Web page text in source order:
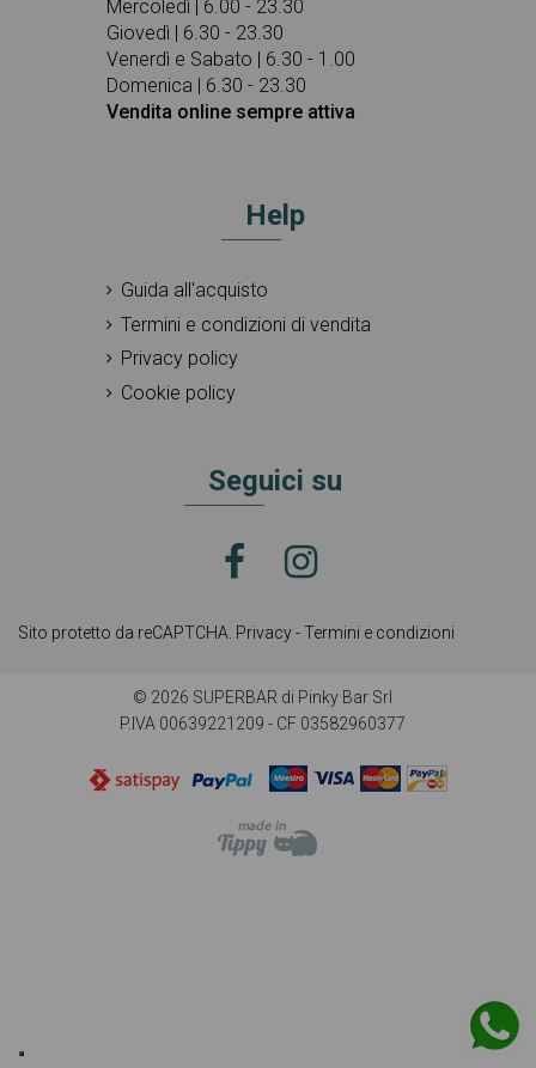
Mercoledì | 6.00 - 23.30
Giovedì | 6.30 - 23.30
Venerdì e Sabato | 6.30 - 1.00
Domenica | 6.30 - 23.30
Vendita online sempre attiva
Help
Guida all'acquisto
Termini e condizioni di vendita
Privacy policy
Cookie policy
Sito protetto da reCAPTCHA. Privacy-Termini e condizioni
Seguici su
© 2026 SUPERBAR di Pinky Bar Srl
P.IVA 00639221209 - CF 03582960377